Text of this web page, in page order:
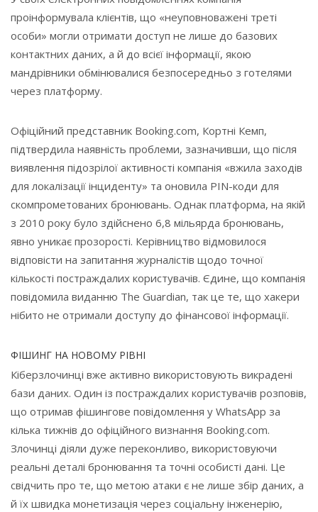
проінформувала клієнтів, що «неуповноважені треті
особи» могли отримати доступ не лише до базових
контактних даних, а й до всієї інформації, якою
мандрівники обмінювалися безпосередньо з готелями
через платформу.
Офіційний представник Booking.com, Кортні Кемп,
підтвердила наявність проблеми, зазначивши, що після
виявлення підозрілої активності компанія «вжила заходів
для локалізації інциденту» та оновила PIN-коди для
скомпрометованих бронювань. Однак платформа, на якій
з 2010 року було здійснено 6,8 мільярда бронювань,
явно уникає прозорості. Керівництво відмовилося
відповісти на запитання журналістів щодо точної
кількості постраждалих користувачів. Єдине, що компанія
повідомила виданню The Guardian, так це те, що хакери
нібито не отримали доступу до фінансової інформації.
ФІШИНГ НА НОВОМУ РІВНІ
Кіберзлочинці вже активно використовують викрадені
бази даних. Один із постраждалих користувачів розповів,
що отримав фішингове повідомлення у WhatsApp за
кілька тижнів до офіційного визнання Booking.com.
Злочинці діяли дуже переконливо, використовуючи
реальні деталі бронювання та точні особисті дані. Це
свідчить про те, що метою атаки є не лише збір даних, а
й їх швидка монетизація через соціальну інженерію,